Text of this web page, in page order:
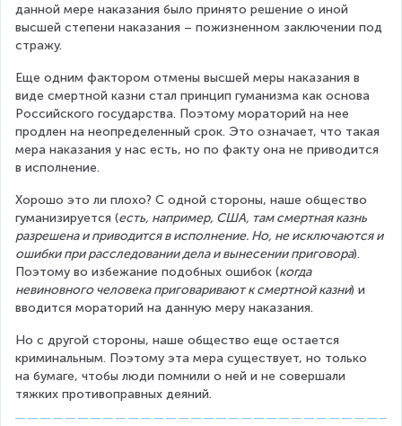
данной мере наказания было принято решение о иной
высшей степени наказания – пожизненном заключении под
стражу.
Еще одним фактором отмены высшей меры наказания в
виде смертной казни стал принцип гуманизма как основа
Российского государства. Поэтому мораторий на нее
продлен на неопределенный срок. Это означает, что такая
мера наказания у нас есть, но по факту она не приводится
в исполнение.
Хорошо это ли плохо? С одной стороны, наше общество
гуманизируется (есть, например, США, там смертная казнь
разрешена и приводится в исполнение. Но, не исключаются и
ошибки при расследовании дела и вынесении приговора).
Поэтому во избежание подобных ошибок (когда
невиновного человека приговаривают к смертной казни) и
вводится мораторий на данную меру наказания.
Но с другой стороны, наше общество еще остается
криминальным. Поэтому эта мера существует, но только
на бумаге, чтобы люди помнили о ней и не совершали
тяжких противоправных деяний.